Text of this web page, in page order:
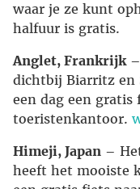
waar je ze kunt
halfuur is gratis.
Anglet, Frankrijk–
dichtbij Biarritz en
een dag een
toeristenkantoor.
Himeji, Japan –
heeft het mooiste